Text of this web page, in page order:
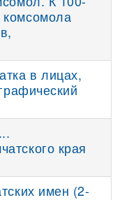
в лицах,
края
имен (2-